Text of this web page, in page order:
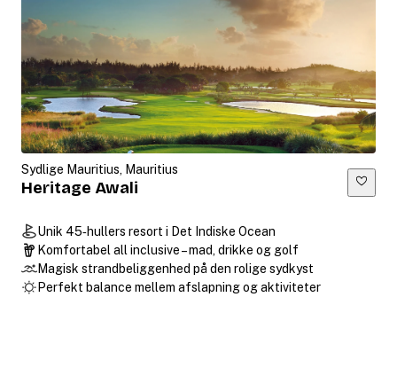
Sydlige Mauritius, Mauritius
Heritage Awali
Unik 45‑hullers resort i Det Indiske Ocean
Komfortabel all inclusive – mad, drikke og golf
Magisk strandbeliggenhed på den rolige sydkyst
Perfekt balance mellem afslapning og aktiviteter